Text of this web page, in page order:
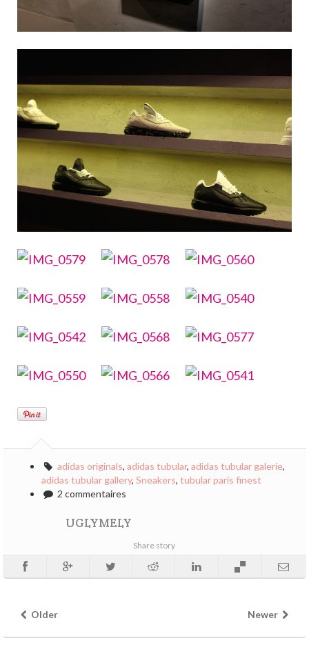
adidas originals, adidas tubular, adidas tubular galerie,
adidas tubular gallery, Sneakers, tubular paris finest
2 commentaires
UGLYMELY
Share story
Older Newer